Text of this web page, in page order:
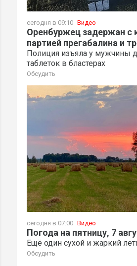
сегодня в 09:10 Видео
Оренбуржец задержан с
партией прегабалина и
Полиция изъяла у мужчины
таблеток в бластерах
Обсудить
сегодня в 07:00 Видео
Погода на пятницу, 7
Ещё один сухой и жаркий
Обсудить